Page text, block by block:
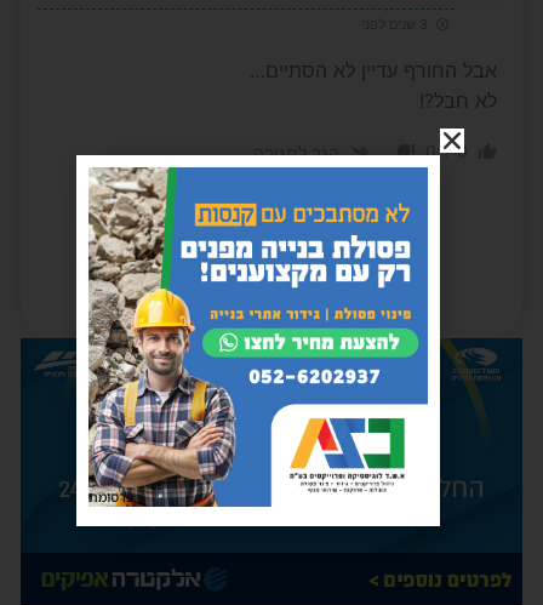
אבל החורף עדיין לא הסתיים…
לא חבל?!
0 הגב לתגובה
פרסומת